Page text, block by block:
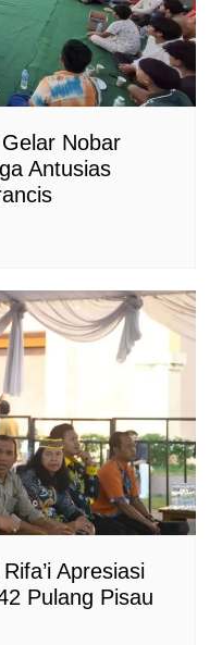
Nobar
Antusias
Apresiasi
Pulang Pisau